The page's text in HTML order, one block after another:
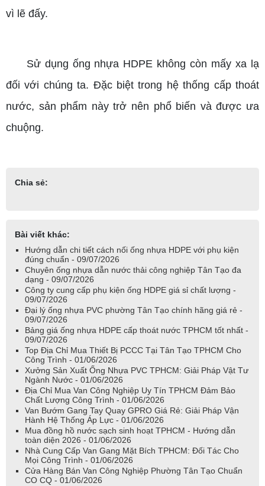
vì lẽ đấy.
Sử dụng ống nhựa HDPE không còn mấy xa lạ
đối với chúng ta. Đặc biệt trong hệ thống cấp thoát
nước, sản phẩm này trở nên phổ biến và được ưa
chuộng.
Chia sẻ:
Bài viết khác:
Hướng dẫn chi tiết cách nối ống nhựa HDPE với phụ kiện
đúng chuẩn - 09/07/2026
Chuyên ống nhựa dẫn nước thải công nghiệp Tân Tạo đa
dạng - 09/07/2026
Công ty cung cấp phụ kiện ống HDPE giá sỉ chất lượng -
09/07/2026
Đại lý ống nhựa PVC phường Tân Tạo chính hãng giá rẻ -
09/07/2026
Bảng giá ống nhựa HDPE cấp thoát nước TPHCM tốt nhất -
09/07/2026
Top Địa Chỉ Mua Thiết Bị PCCC Tại Tân Tạo TPHCM Cho
Công Trình - 01/06/2026
Xưởng Sản Xuất Ống Nhựa PVC TPHCM: Giải Pháp Vật Tư
Ngành Nước - 01/06/2026
Địa Chỉ Mua Van Công Nghiệp Uy Tín TPHCM Đảm Bảo
Chất Lượng Công Trình - 01/06/2026
Van Bướm Gang Tay Quay GPRO Giá Rẻ: Giải Pháp Vận
Hành Hệ Thống Áp Lực - 01/06/2026
Mua đồng hồ nước sạch sinh hoạt TPHCM - Hướng dẫn
toàn diện 2026 - 01/06/2026
Nhà Cung Cấp Van Gang Mặt Bích TPHCM: Đối Tác Cho
Mọi Công Trình - 01/06/2026
Cửa Hàng Bán Van Công Nghiệp Phường Tân Tạo Chuẩn
CO CQ - 01/06/2026